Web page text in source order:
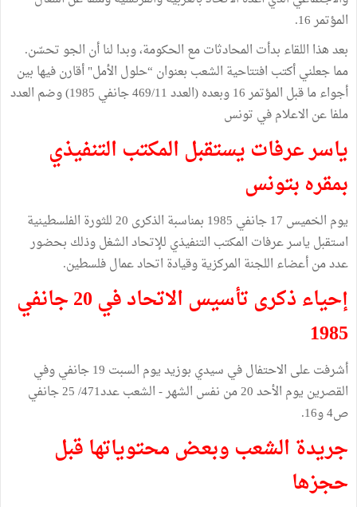
المؤتمر 16.
بعد هذا اللقاء بدأت المحادثات مع الحكومة، وبدا لنا أن الجو تحسّن.
مما جعلني أكتب افتتاحية الشعب بعنوان “حلول الأمل" أقارن فيها بين
أجواء ما قبل المؤتمر 16 وبعده (العدد 469/11 جانفي 1985) وضم العدد
ملفا عن الاعلام في تونس
ياسر عرفات يستقبل المكتب التنفيذي
بمقره بتونس
يوم الخميس 17 جانفي 1985 بمناسبة الذكرى 20 للثورة الفلسطينية
استقبل ياسر عرفات المكتب التنفيذي للإتحاد الشغل وذلك بحضور
عدد من أعضاء اللجنة المركزية وقيادة اتحاد عمال فلسطين.
إحياء ذكرى تأسيس الاتحاد في 20 جانفي
1985
أشرفت على الاحتفال في سيدي بوزيد يوم السبت 19 جانفي وفي
القصرين يوم الأحد 20 من نفس الشهر - الشعب عدد471/ 25 جانفي
ص4 و16.
جريدة الشعب وبعض محتوياتها قبل
حجزها